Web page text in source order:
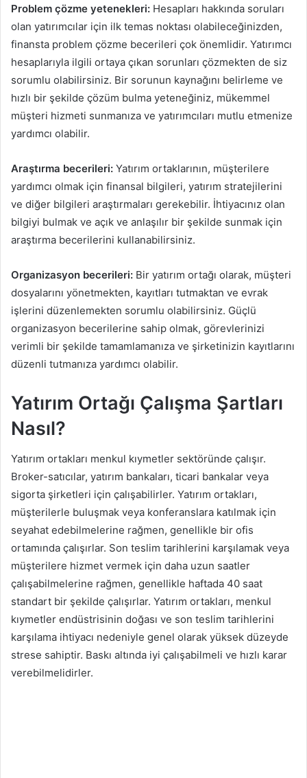
Problem çözme yetenekleri: Hesapları hakkında soruları
olan yatırımcılar için ilk temas noktası olabileceğinizden,
finansta problem çözme becerileri çok önemlidir. Yatırımcı
hesaplarıyla ilgili ortaya çıkan sorunları çözmekten de siz
sorumlu olabilirsiniz. Bir sorunun kaynağını belirleme ve
hızlı bir şekilde çözüm bulma yeteneğiniz, mükemmel
müşteri hizmeti sunmanıza ve yatırımcıları mutlu etmenize
yardımcı olabilir.
Araştırma becerileri: Yatırım ortaklarının, müşterilere
yardımcı olmak için finansal bilgileri, yatırım stratejilerini
ve diğer bilgileri araştırmaları gerekebilir. İhtiyacınız olan
bilgiyi bulmak ve açık ve anlaşılır bir şekilde sunmak için
araştırma becerilerini kullanabilirsiniz.
Organizasyon becerileri: Bir yatırım ortağı olarak, müşteri
dosyalarını yönetmekten, kayıtları tutmaktan ve evrak
işlerini düzenlemekten sorumlu olabilirsiniz. Güçlü
organizasyon becerilerine sahip olmak, görevlerinizi
verimli bir şekilde tamamlamanıza ve şirketinizin kayıtlarını
düzenli tutmanıza yardımcı olabilir.
Yatırım Ortağı Çalışma Şartları
Nasıl?
Yatırım ortakları menkul kıymetler sektöründe çalışır.
Broker-satıcılar, yatırım bankaları, ticari bankalar veya
sigorta şirketleri için çalışabilirler. Yatırım ortakları,
müşterilerle buluşmak veya konferanslara katılmak için
seyahat edebilmelerine rağmen, genellikle bir ofis
ortamında çalışırlar. Son teslim tarihlerini karşılamak veya
müşterilere hizmet vermek için daha uzun saatler
çalışabilmelerine rağmen, genellikle haftada 40 saat
standart bir şekilde çalışırlar. Yatırım ortakları, menkul
kıymetler endüstrisinin doğası ve son teslim tarihlerini
karşılama ihtiyacı nedeniyle genel olarak yüksek düzeyde
strese sahiptir. Baskı altında iyi çalışabilmeli ve hızlı karar
verebilmelidirler.